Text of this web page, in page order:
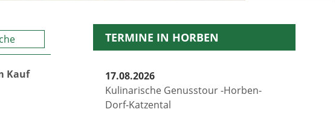
Kauf
TERMINE IN HORBEN
17.08.2026
Kulinarische Genusstour -Horben-
Dorf-Katzental